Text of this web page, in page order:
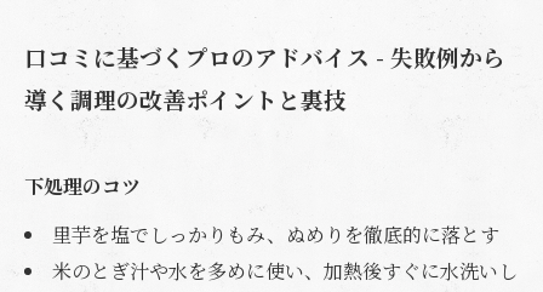
口コミに基づくプロのアドバイス - 失敗例から
導く調理の改善ポイントと裏技
下処理のコツ
里芋を塩でしっかりもみ、ぬめりを徹底的に落とす
米のとぎ汁や水を多めに使い、加熱後すぐに水洗いし